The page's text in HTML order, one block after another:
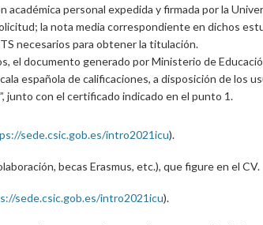
personal expedida y firmada por la
la nota media correspondiente en dichos
necesarios para obtener la titulación.
el documento generado por Ministerio de
española de calificaciones, a disposición de los
”, junto con el certificado indicado en el punto 1.
sede.csic.gob.es/intro2021icu).
becas Erasmus, etc.), que figure en el CV.
sede.csic.gob.es/intro2021icu).